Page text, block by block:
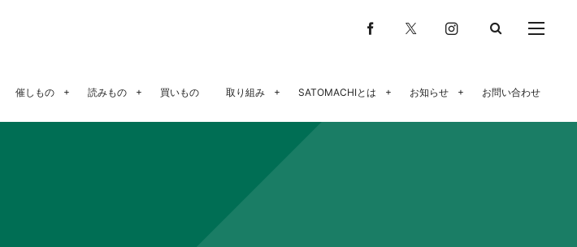
催しもの 読みもの 買いもの 取り組み SATOMACHIとは お知らせ お問い合わせ